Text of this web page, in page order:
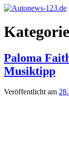
Zum
springen
123.de
mit
Paloma
Musiktipp
Veröffentlicht am